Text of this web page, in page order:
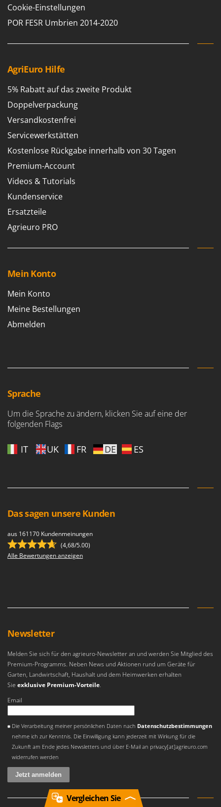
Cookie-Einstellungen
POR FESR Umbrien 2014-2020
AgriEuro Hilfe
5% Rabatt auf das zweite Produkt
Doppelverpackung
Versandkostenfrei
Servicewerkstätten
Kostenlose Rückgabe innerhalb von 30 Tagen
Premium-Account
Videos & Tutorials
Kundenservice
Ersatzteile
Agrieuro PRO
Mein Konto
Mein Konto
Meine Bestellungen
Abmelden
Sprache
Um die Sprache zu ändern, klicken Sie auf eine der
folgenden Flags
IT UK FR DE ES
Das sagen unsere Kunden
aus 161170 Kundenmeinungen
(4,68/5.00)
Alle Bewertungen anzeigen
Newsletter
Melden Sie sich für den agrieuro-Newsletter an und werden Sie Mitglied des
Premium-Programms. Neben News und Aktionen rund um Geräte für
Garten, Landwirtschaft, Haushalt und dem Heimwerken erhalten
Sie exklusive Premium-Vorteile.
Email
Die Verarbeitung meiner persönlichen Daten nach Datenschutzbestimmungen
nehme ich zur Kenntnis. Die Einwilligung kann jederzeit mit Wirkung für die
Zukunft am Ende jedes Newsletters und über E-Mail an privacy[at]agrieuro.com
widerrufen werden
Vergleichen Sie